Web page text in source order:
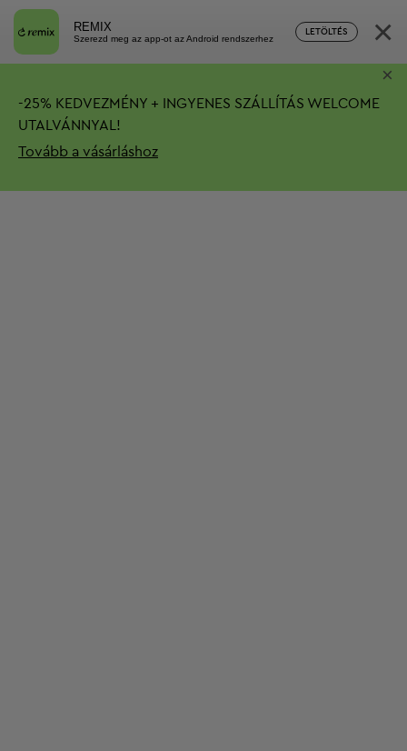
REMIX
Szerezd meg az app-ot az Android rendszerhez
LETÖLTÉS ×
-25% KEDVEZMÉNY + INGYENES SZÁLLÍTÁS WELCOME
UTALVÁNNYAL!
Tovább a vásárláshoz
×